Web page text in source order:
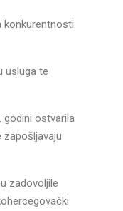
konkurentnosti
usluga te
godini ostvarila
zapošljavaju
zadovoljile